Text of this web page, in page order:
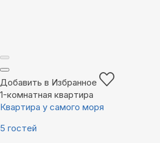
Добавить в Избранное
1-комнатная квартира
Квартира у самого моря
5 гостей